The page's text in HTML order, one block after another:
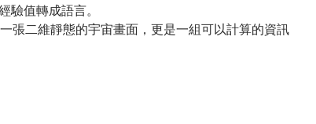
驗值轉成語言。
張二維靜態的宇宙畫面，更是一組可以計算的資訊